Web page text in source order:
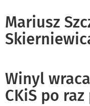
Mariusz
Winyl
CKiS po